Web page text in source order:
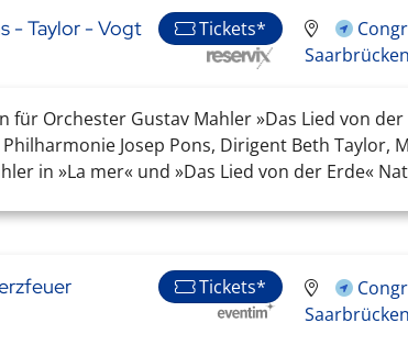
- Taylor - Vogt Tickets*
Saarbrücken
für Orchester Gustav Mahler »Das Lied von
Josep Pons, Dirigent Beth Taylor,
in »La mer« und »Das Lied von der Erde«
Tickets*
Saarbrücken